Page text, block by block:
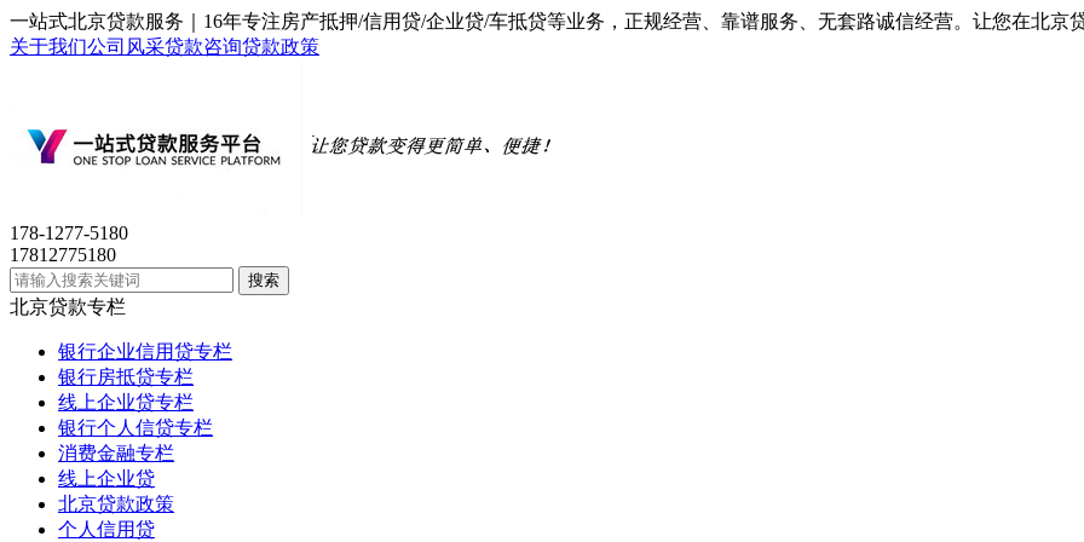
一站式北京贷款服务｜16年专注房产抵押/信用贷/企业贷/车抵贷等业务，正规经营、靠谱服务、无套路诚信经营。让您在北京
关于我们公司风采贷款咨询贷款政策
178-1277-5180
17812775180
北京贷款专栏
银行企业信用贷专栏
银行房抵贷专栏
线上企业贷专栏
银行个人信贷专栏
消费金融专栏
线上企业贷
北京贷款政策
个人信用贷